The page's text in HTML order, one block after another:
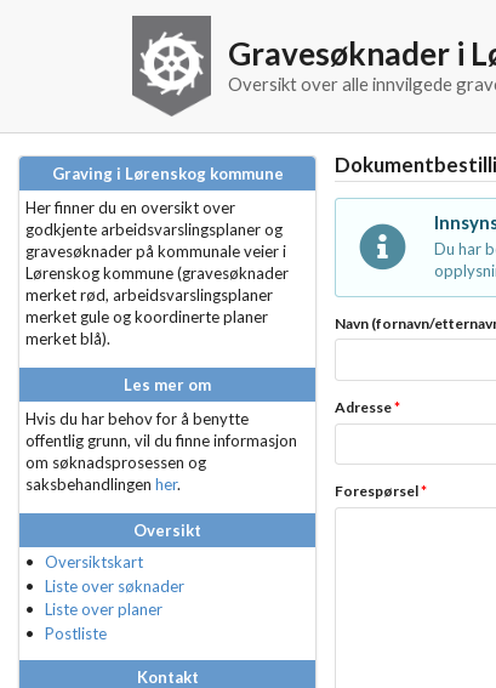
Gravesøknader i
Oversikt over alle innvilgede
Graving i Lørenskog kommune
Her finner du en oversikt over
godkjente arbeidsvarslingsplaner og
gravesøknader på kommunale veier i
Lørenskog kommune (gravesøknader
merket rød, arbeidsvarslingsplaner
merket gule og koordinerte planer
merket blå).
Les mer om
Hvis du har behov for å benytte
offentlig grunn, vil du finne informasjon
om søknadsprosessen og
saksbehandlingen her.
Oversikt
Oversiktskart
Liste over søknader
Liste over planer
Postliste
Kontakt
Du har
Navn (fornavn/
Adresse*
Forespørsel*